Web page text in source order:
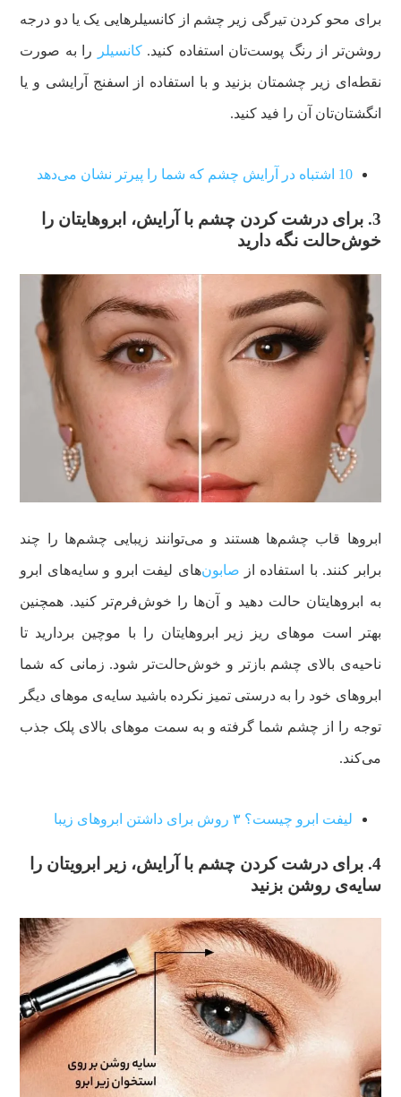
برای محو کردن تیرگی زیر چشم از کانسیلرهایی یک یا دو درجه
روشن‌تر از رنگ پوست‌تان استفاده کنید.کانسیلر را به صورت
نقطه‌ای زیر چشمتان بزنید و با استفاده از اسفنج آرایشی و یا
انگشتان‌تان آن را فید کنید.
10 اشتباه در آرایش چشم که شما را پیرتر نشان می‌دهد
3. برای درشت کردن چشم با آرایش، ابروهایتان را
خوش‌حالت نگه دارید
ابروها قاب چشم‌ها هستند و می‌توانند زیبایی چشم‌ها را چند
برابر کنند. با استفاده از صابون‌های لیفت ابرو و سایه‌های ابرو
به ابروهایتان حالت دهید و آن‌ها را خوش‌فرم‌تر کنید. همچنین
بهتر است موهای ریز زیر ابروهایتان را با موچین بردارید تا
ناحیه‌ی بالای چشم بازتر و خوش‌حالت‌تر شود. زمانی که شما
ابروهای خود را به درستی تمیز نکرده باشید سایه‌ی موهای دیگر
توجه را از چشم شما گرفته و به سمت موهای بالای پلک جذب
می‌کند.
لیفت ابرو چیست؟ ۳ روش برای داشتن ابروهای زیبا
4. برای درشت کردن چشم با آرایش، زیر ابرویتان را
سایه‌ی روشن بزنید